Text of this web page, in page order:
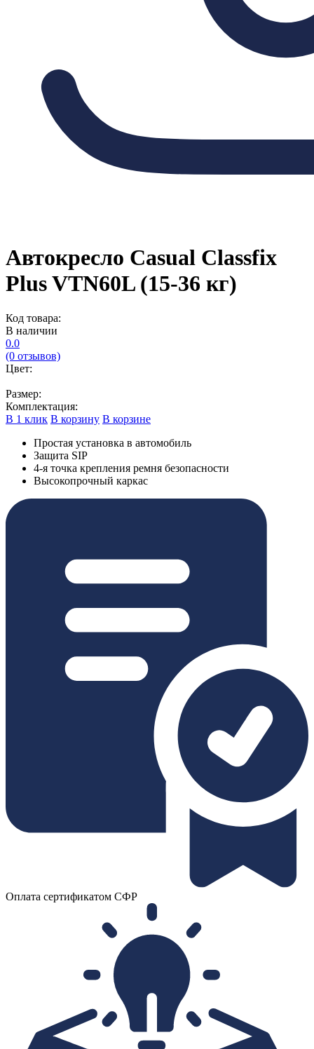
Автокресло Casual Classfix
Plus VTN60L (15-36 кг)
Код товара:
В наличии
0.0
(0 отзывов)
Цвет:
Размер:
Комплектация:
В 1 клик В корзину В корзине
Простая установка в автомобиль
Защита SIP
4-я точка крепления ремня безопасности
Высокопрочный каркас
Оплата сертификатом СФР